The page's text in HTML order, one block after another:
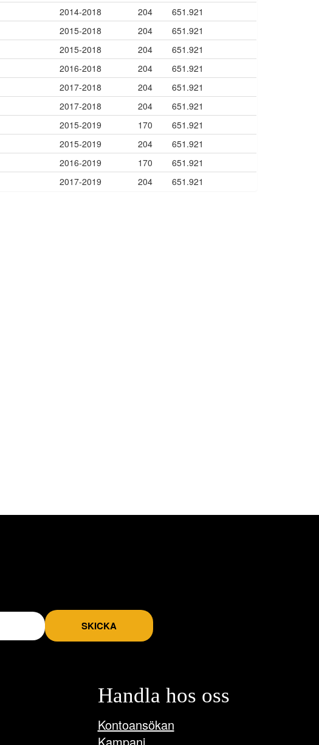
2014-2018 204
651.921
2015-2018 204
651.921
2015-2018 204
651.921
2016-2018 204
651.921
2017-2018 204
651.921
2017-2018 204
651.921
2015-2019 170
651.921
2015-2019 204
651.921
2016-2019 170
651.921
2017-2019 204 651.921
SKICKA
Handla hos oss
Kontoansökan